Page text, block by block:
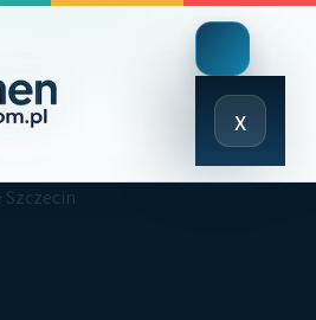
x
Close
Menu